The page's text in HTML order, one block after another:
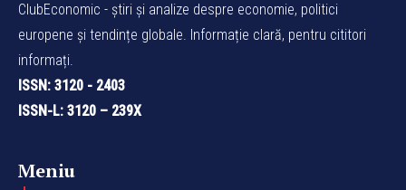
ClubEconomic - știri și analize despre economie, politici
europene și tendințe globale. Informație clară, pentru cititori
informați.
ISSN: 3120 - 2403
ISSN-L: 3120 – 239X
Meniu